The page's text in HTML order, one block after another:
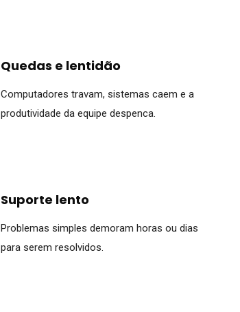
Quedas e lentidão
Computadores travam, sistemas caem e a
produtividade da equipe despenca.
Suporte lento
Problemas simples demoram horas ou dias
para serem resolvidos.